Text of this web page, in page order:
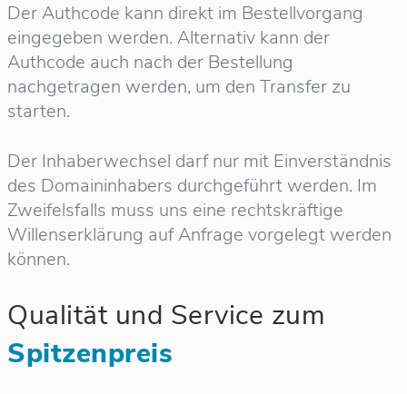
Der Authcode kann direkt im Bestellvorgang
eingegeben werden. Alternativ kann der
Authcode auch nach der Bestellung
nachgetragen werden, um den Transfer zu
starten.
Der Inhaberwechsel darf nur mit Einverständnis
des Domaininhabers durchgeführt werden. Im
Zweifelsfalls muss uns eine rechtskräftige
Willenserklärung auf Anfrage vorgelegt werden
können.
Qualität und Service zum
Spitzenpreis